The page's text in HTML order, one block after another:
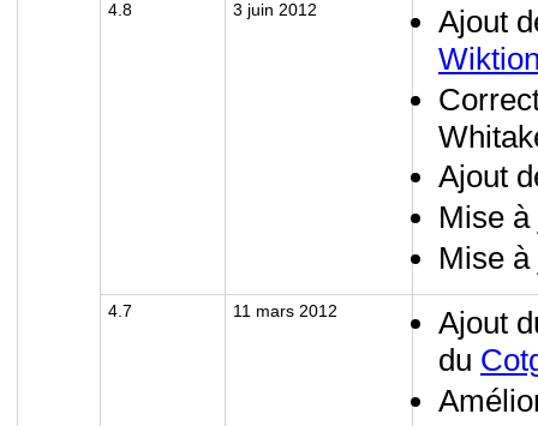
4.8 3 juin 2012
Ajout
Ajout
Mise
Mise
4.7 11 mars 2012
Ajout
du